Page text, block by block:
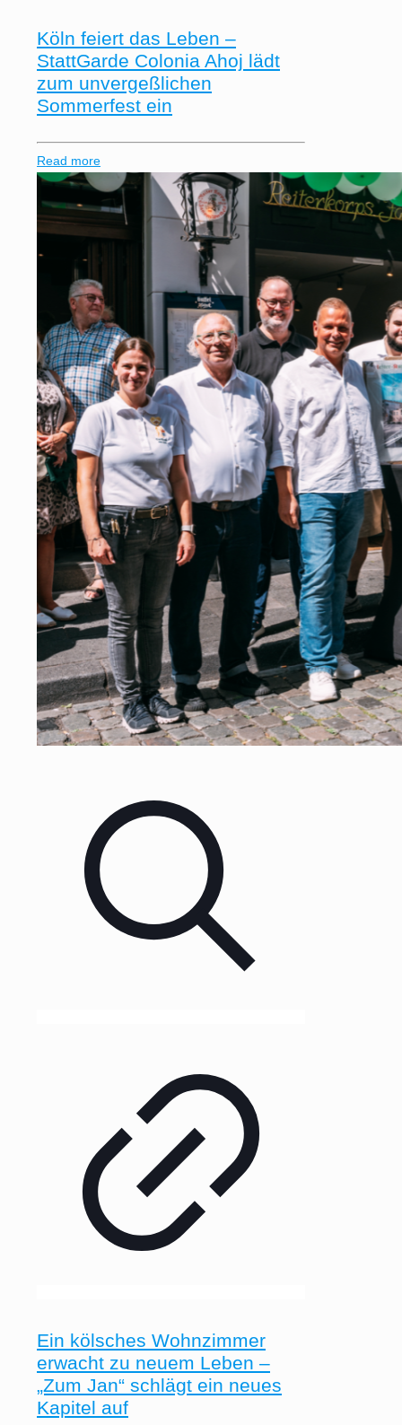
Köln feiert das Leben –
StattGarde Colonia Ahoj lädt
zum unvergeßlichen
Sommerfest ein
Read more
Ein kölsches Wohnzimmer
erwacht zu neuem Leben –
„Zum Jan“ schlägt ein neues
Kapitel auf